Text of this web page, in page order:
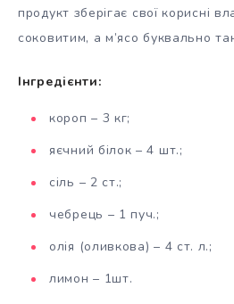
продукт зберігає свої корисні
соковитим, а м’ясо буквально
Інгредієнти:
короп – 3 кг;
яєчний білок – 4 шт.;
сіль – 2 ст.;
чебрець – 1 пуч.;
олія (оливкова) – 4 ст. л.;
лимон – 1шт.